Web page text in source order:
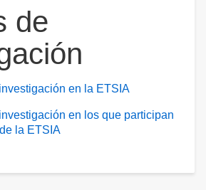
de
en la ETSIA
en los que participan
la ETSIA